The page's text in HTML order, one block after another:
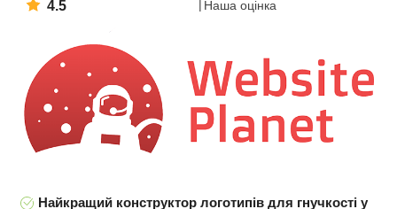
4.5 Наша оцінка
Найкращий конструктор логотипів для гнучкості у